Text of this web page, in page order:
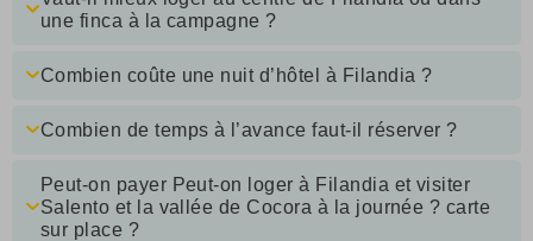
une finca à la campagne ?
Combien coûte une nuit d’hôtel à Filandia ?
Combien de temps à l’avance faut-il réserver ?
Peut-on payer Peut-on loger à Filandia et visiter
Salento et la vallée de Cocora à la journée ? carte
sur place ?